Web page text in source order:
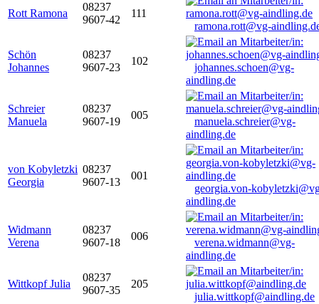
Rott Ramona
08237
9607-42
111
ramona.rott@vg-
Schön
Johannes
08237
9607-23
102
johannes.schoen@vg-
aindling.de
Schreier
Manuela
08237
9607-19
005
manuela.schreier@vg-
aindling.de
von Kobyletzki
Georgia
08237
9607-13
001
georgia.von-
aindling.de
Widmann
Verena
08237
9607-18
006
verena.widmann@vg-
aindling.de
Wittkopf Julia
08237
9607-35
205
julia.wittkopf@aindling.de